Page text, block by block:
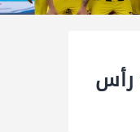
كلباء 16 عام vs رأس